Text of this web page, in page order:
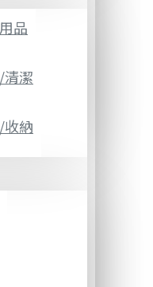
品
潔
納